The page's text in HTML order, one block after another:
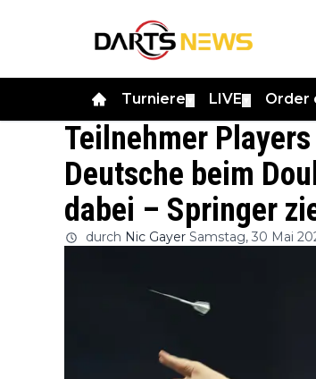
Turniere LIVE Order
Teilnehmer
Deutsche beim
dabei – Springer
durch Nic Gayer Samstag, 30 Mai